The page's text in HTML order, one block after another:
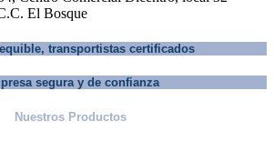
El Bosque
transportistas certificados
segura y de confianza
Nuestros Productos